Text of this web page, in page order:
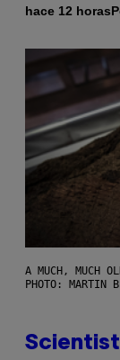
hace 12 horas
A MUCH, MUCH
PHOTO: MARTIN